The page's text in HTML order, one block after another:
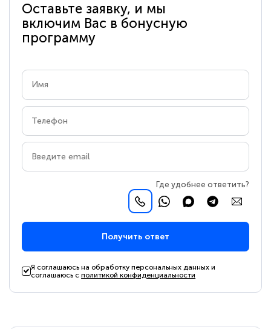
Оставьте заявку, и мы
включим Вас в бонусную
программу
Где удобнее ответить?
Получить ответ
Я соглашаюсь на обработку персональных данных и
соглашаюсь сполитикой конфиденциальности